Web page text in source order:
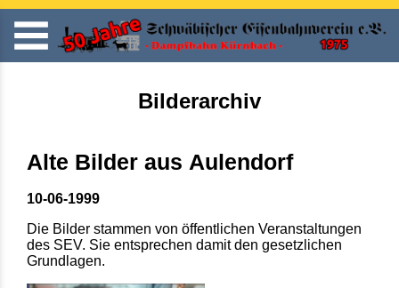
Bilderarchiv
Alte Bilder aus Aulendorf
10-06-1999
Die Bilder stammen von öffentlichen Veranstaltungen
des SEV. Sie entsprechen damit den gesetzlichen
Grundlagen.